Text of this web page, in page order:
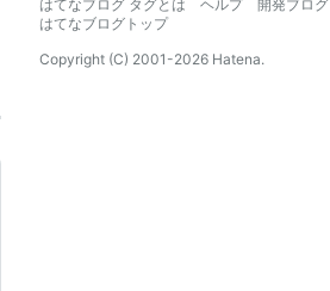
はてなブログ タグとは
ヘルプ
開発ブログ
はてなブログトップ
Copyright (C) 2001-2026 Hatena.